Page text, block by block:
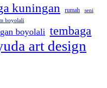
kuningan rumah seni
boyolali
boyolali tembaga
art design